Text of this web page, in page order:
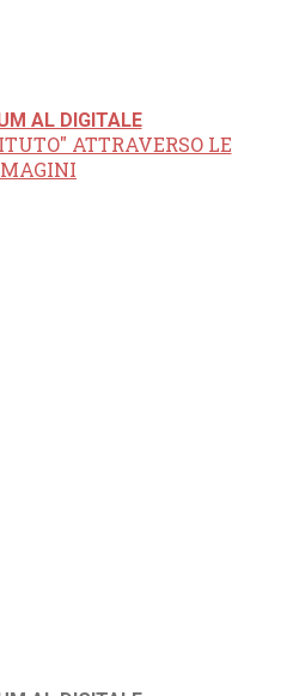
AL DIGITALE
ATTRAVERSO LE